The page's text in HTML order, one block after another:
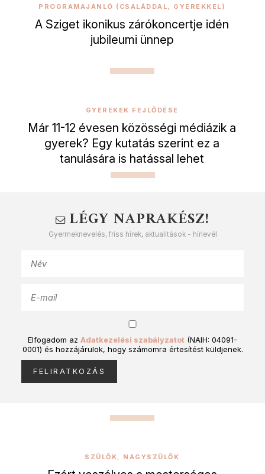
PROGRAMAJÁNLÓ (CSALÁDDAL, GYEREKKEL)
A Sziget ikonikus zárókoncertje idén
jubileumi ünnep
GYEREKEK FEJLŐDÉSE
Már 11-12 évesen közösségi médiázik a
gyerek? Egy kutatás szerint ez a
tanulására is hatással lehet
LÉGY NAPRAKÉSZ!
Gyermeknevelés, friss hírek, aktualitások - hírlevél
Elfogadom az Adatkezelési szabályzatot (NAIH: 04091-
0001) és hozzájárulok, hogy számomra értesítést küldjenek.
SZÜLŐK, NAGYSZÜLŐK